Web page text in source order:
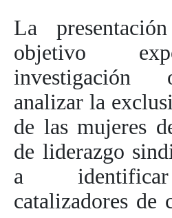
La
objetivo
investigación
analizar la
de las mujeres
de liderazgo
a
catalizadores de